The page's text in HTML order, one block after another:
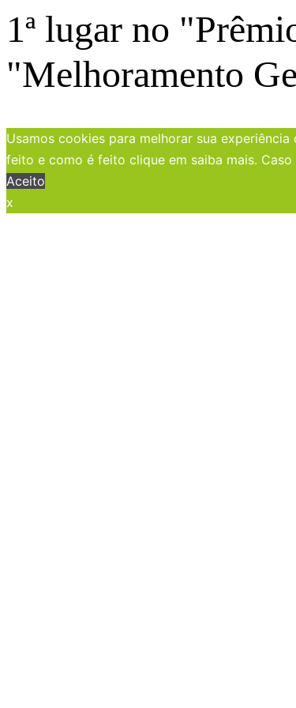
1ª lugar no
"Melhoramento
Usamos cookies para melhorar sua
feito e como é feito clique em saiba mais.
Aceito
x